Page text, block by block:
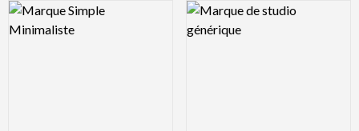
Logo Preview Image Logo Preview Image